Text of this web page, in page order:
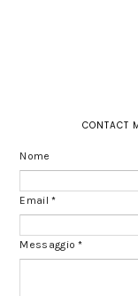
CONTACT
Nome
Email*
Messaggio*